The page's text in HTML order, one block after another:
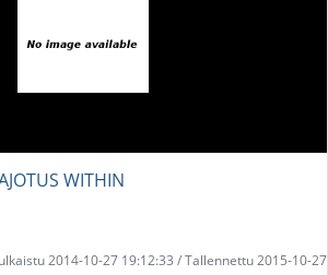
WITHIN
2014-10-27 19:12:33 / Tallennettu 2015-10-27